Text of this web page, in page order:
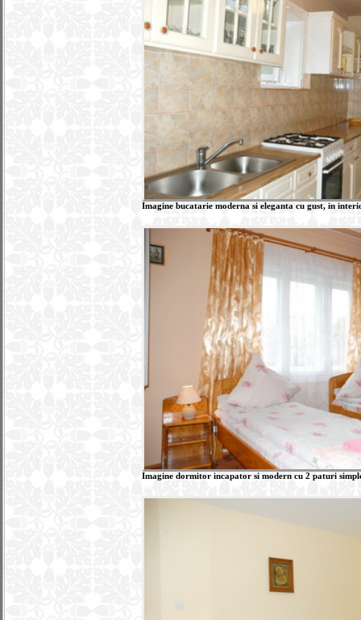
Imagine bucatarie moderna si eleganta cu gust, in
Imagine dormitor incapator si modern cu 2 paturi